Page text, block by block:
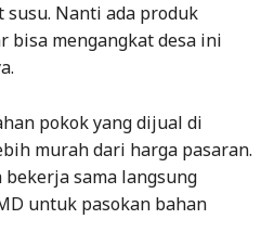
susu. Nanti ada produk
bisa mengangkat desa ini
pokok yang dijual di
murah dari harga pasaran.
bekerja sama langsung
untuk pasokan bahan